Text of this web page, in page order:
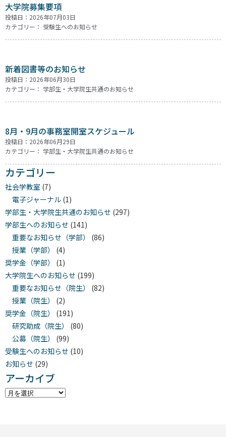
大学院募集要項
投稿日：2026年07月03日
カテゴリー： 受験生へのお知らせ
新着図書等のお知らせ
投稿日：2026年06月30日
カテゴリー： 学部生・大学院生共通のお知らせ
8月・9月の事務室開室スケジュール
投稿日：2026年06月29日
カテゴリー： 学部生・大学院生共通のお知らせ
カテゴリー
社会学教室 (7)
電子ジャーナル (1)
学部生・大学院生共通のお知らせ (297)
学部生へのお知らせ (141)
重要なお知らせ（学部）
(86)
授業（学部）
(4)
奨学金（学部）
(1)
大学院生へのお知らせ (199)
重要なお知らせ（院生）
(82)
授業（院生）
(2)
奨学金（院生）
(191)
研究助成（院生）
(80)
公募（院生）
(99)
受験生へのお知らせ (10)
お知らせ (29)
アーカイブ